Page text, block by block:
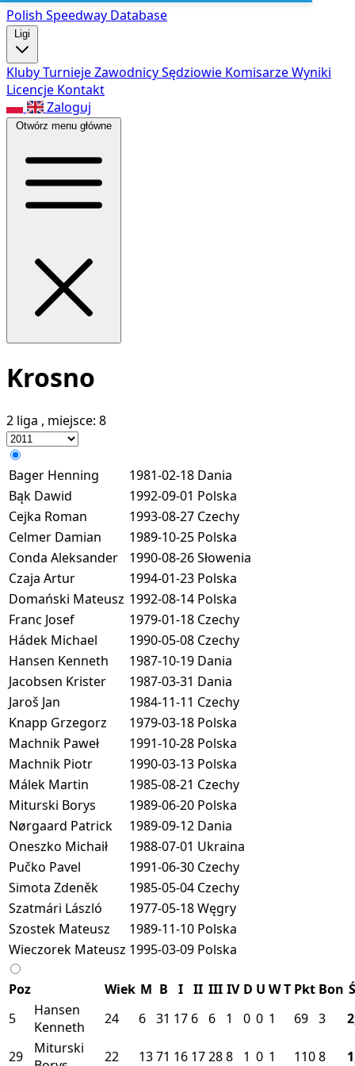
Polish Speedway Database
Ligi
KlubyTurniejeZawodnicySędziowie KomisarzeWyniki
Licencje Kontakt
Zaloguj
Otwórz menu główne
Krosno
2 liga , miejsce: 8
Bager Henning 1981-02-18 Dania
Bąk Dawid
1992-09-01 Polska
Cejka Roman
1993-08-27 Czechy
Celmer Damian
1989-10-25 Polska
Conda Aleksander
1990-08-26Słowenia
Czaja Artur
1994-01-23 Polska
Domański Mateusz 1992-08-14 Polska
Franc Josef
1979-01-18 Czechy
Hádek Michael
1990-05-08 Czechy
Hansen Kenneth
1987-10-19 Dania
Jacobsen Krister
1987-03-31 Dania
Jaroš Jan
1984-11-11 Czechy
Knapp Grzegorz
1979-03-18 Polska
Machnik Paweł
1991-10-28 Polska
Machnik Piotr
1990-03-13 Polska
Málek Martin
1985-08-21 Czechy
Miturski Borys
1989-06-20 Polska
Nørgaard Patrick
1989-09-12 Dania
Oneszko Michaił
1988-07-01 Ukraina
Pučko Pavel
1991-06-30 Czechy
Simota Zdeněk
1985-05-04 Czechy
Szatmári László
1977-05-18Węgry
Szostek Mateusz
1989-11-10 Polska
Wieczorek Mateusz 1995-03-09 Polska
Poz Wiek M B I II III IV D U WT Pkt Bon
5
Hansen
Kenneth
24 6 31 17 6 6 1 0 0 1 69 3
29
Miturski
22 1371 16 17288 1 0 1 1108